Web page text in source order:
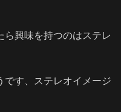
ら興味を持つのはステレ
です、ステレオイメージ